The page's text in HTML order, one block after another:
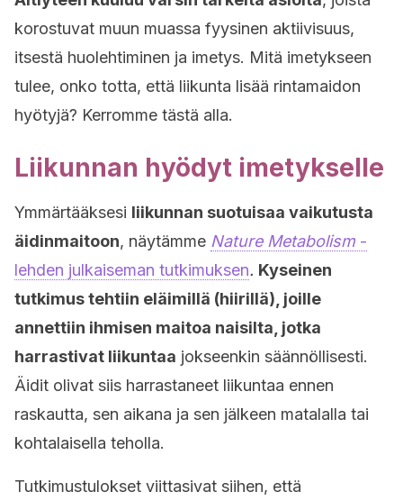
korostuvat muun muassa fyysinen aktiivisuus,
itsestä huolehtiminen ja imetys. Mitä imetykseen
tulee, onko totta, että liikunta lisää rintamaidon
hyötyjä? Kerromme tästä alla.
Liikunnan hyödyt imetykselle
Ymmärtääksesi liikunnan suotuisaa vaikutusta
äidinmaitoon, näytämme Nature Metabolism -
lehden julkaiseman tutkimuksen. Kyseinen
tutkimus tehtiin eläimillä (hiirillä), joille
annettiin ihmisen maitoa naisilta, jotka
harrastivat liikuntaa jokseenkin säännöllisesti.
Äidit olivat siis harrastaneet liikuntaa ennen
raskautta, sen aikana ja sen jälkeen matalalla tai
kohtalaisella teholla.
Tutkimustulokset viittasivat siihen, että